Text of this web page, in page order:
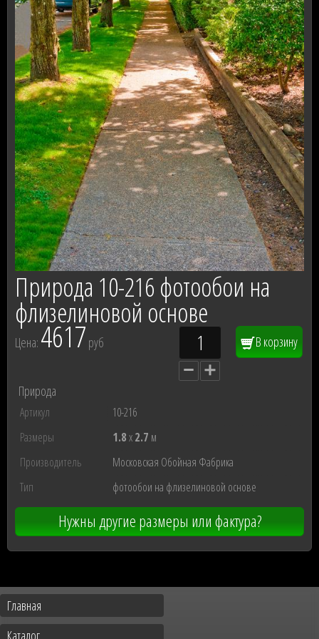
Природа 10-216 фотообои на
флизелиновой основе
Цена:4617руб В корзину
Природа
Артикул
10-216
Размеры
1.8x2.7 м
Производитель
Московская Обойная Фабрика
Тип
фотообои на флизелиновой основе
Нужны другие размеры или фактура?
Главная
Каталог